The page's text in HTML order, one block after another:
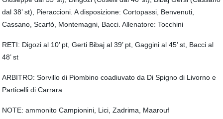
dal 38’ st), Pieraccioni. A disposizione: Cortopassi, Benvenuti,
Cassano, Scarfò, Montemagni, Bacci. Allenatore: Tocchini
RETI: Digozi al 10’ pt, Gerti Bibaj al 39’ pt, Gaggini al 45’ st, Bacci al
48’ st
ARBITRO: Sorvillo di Piombino coadiuvato da Di Spigno di Livorno e
Particelli di Carrara
NOTE: ammonito Campionini, Lici, Zadrima, Maarouf